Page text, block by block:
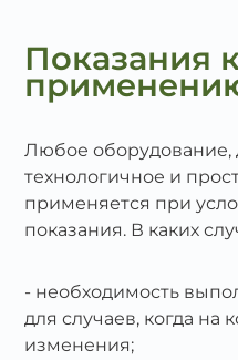
Показания
Любое оборудование,
технологичное и
применяется при
показания. В каких
необходимость
для случаев, когда на
изменения;